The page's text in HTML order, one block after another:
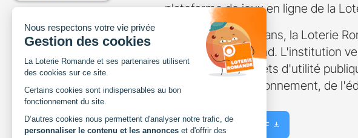
plateforme de jeux en ligne de la
Depuis près de 90 ans, la Loterie
économique romand. L'institution
environ 5'000 projets d'utilité
du sport, de l'environnement, de
TÉLÉCHARGER LE PDF